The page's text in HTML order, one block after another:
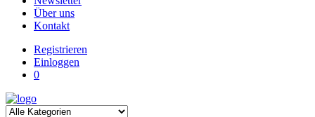
Über uns
Kontakt
Registrieren
Einloggen
0